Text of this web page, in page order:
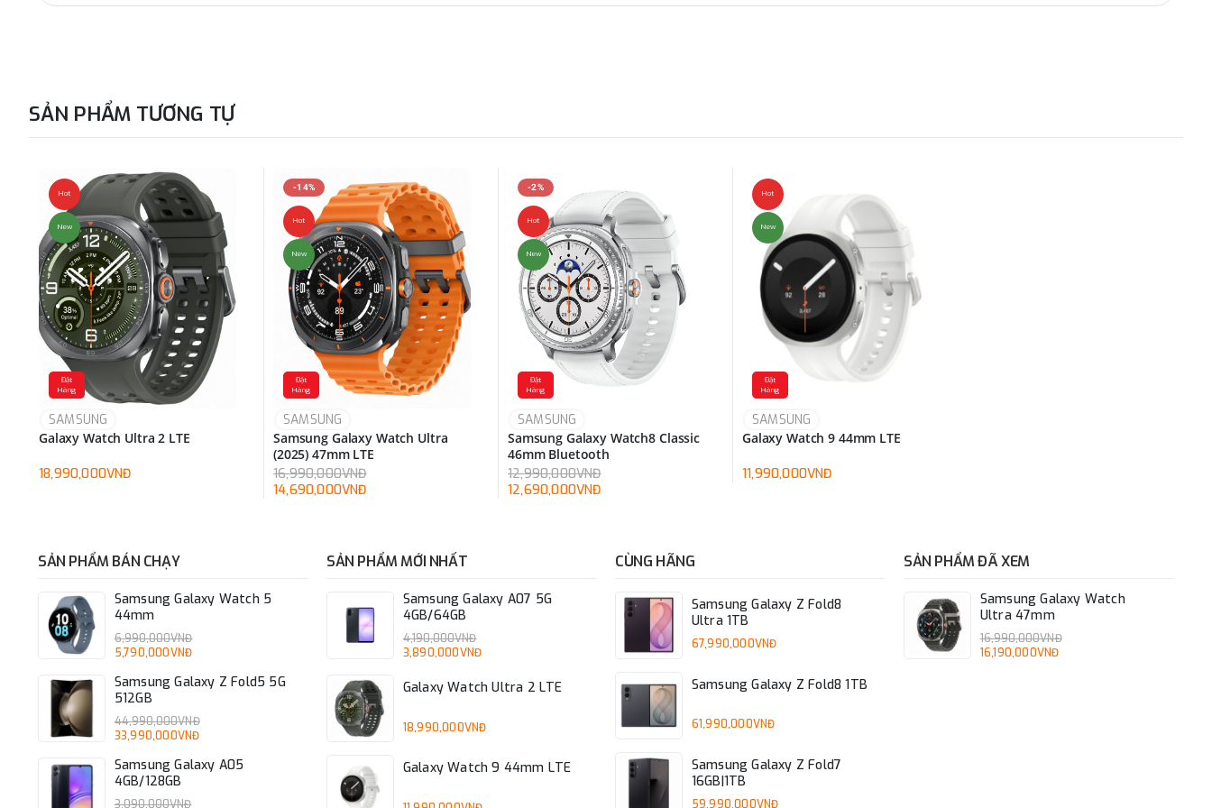
SẢN PHẨM TƯƠNG TỰ
Hot
New
Đặt
Hàng
SAMSUNG
Galaxy Watch Ultra 2 LTE
18,990,000VNĐ
-14%
Hot
New
Đặt
Hàng
SAMSUNG
Samsung Galaxy Watch Ultra
(2025) 47mm LTE
16,990,000VNĐ
14,690,000VNĐ
-2%
Hot
New
Đặt
Hàng
SAMSUNG
Samsung Galaxy Watch8 Classic
46mm Bluetooth
12,990,000VNĐ
12,690,000VNĐ
Hot
New
Đặt
Hàng
SAMSUNG
Galaxy Watch 9 44mm LTE
11,990,000VNĐ
SẢN PHẨM BÁN CHẠY
Samsung Galaxy Watch 5
44mm
6,990,000VNĐ
5,790,000VNĐ
Samsung Galaxy Z Fold5 5G
512GB
44,990,000VNĐ
33,990,000VNĐ
Samsung Galaxy A05
4GB/128GB
3,090,000VNĐ
SẢN PHẨM MỚI NHẤT
Samsung Galaxy A07 5G
4GB/64GB
4,190,000VNĐ
3,890,000VNĐ
Galaxy Watch Ultra 2 LTE
18,990,000VNĐ
Galaxy Watch 9 44mm LTE
CÙNG HÃNG
Samsung Galaxy Z Fold8
Ultra 1TB
67,990,000VNĐ
Samsung Galaxy Z Fold8 1TB
61,990,000VNĐ
Samsung Galaxy Z Fold7
16GB|1TB
59,990,000VNĐ
SẢN PHẨM ĐÃ XEM
Samsung Galaxy Watch
Ultra 47mm
16,990,000VNĐ
16,190,000VNĐ